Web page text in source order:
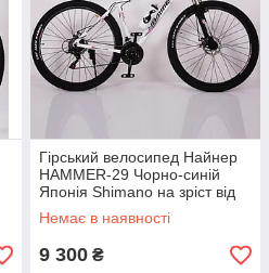
Гірський велосипед Найнер
HAMMER-29 Чорно-синій
Японія Shimano на зріст від
190 см Біло-Рожевий
Немає в наявності
9 300 ₴